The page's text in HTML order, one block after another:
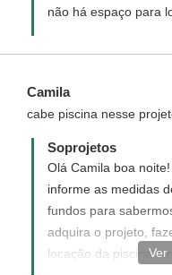
não há espaço para
Camila
cabe piscina nesse
Soprojetos
Olá Camila boa
informe as medidas
fundos para
adquira o projeto,
locação da piscinaVer